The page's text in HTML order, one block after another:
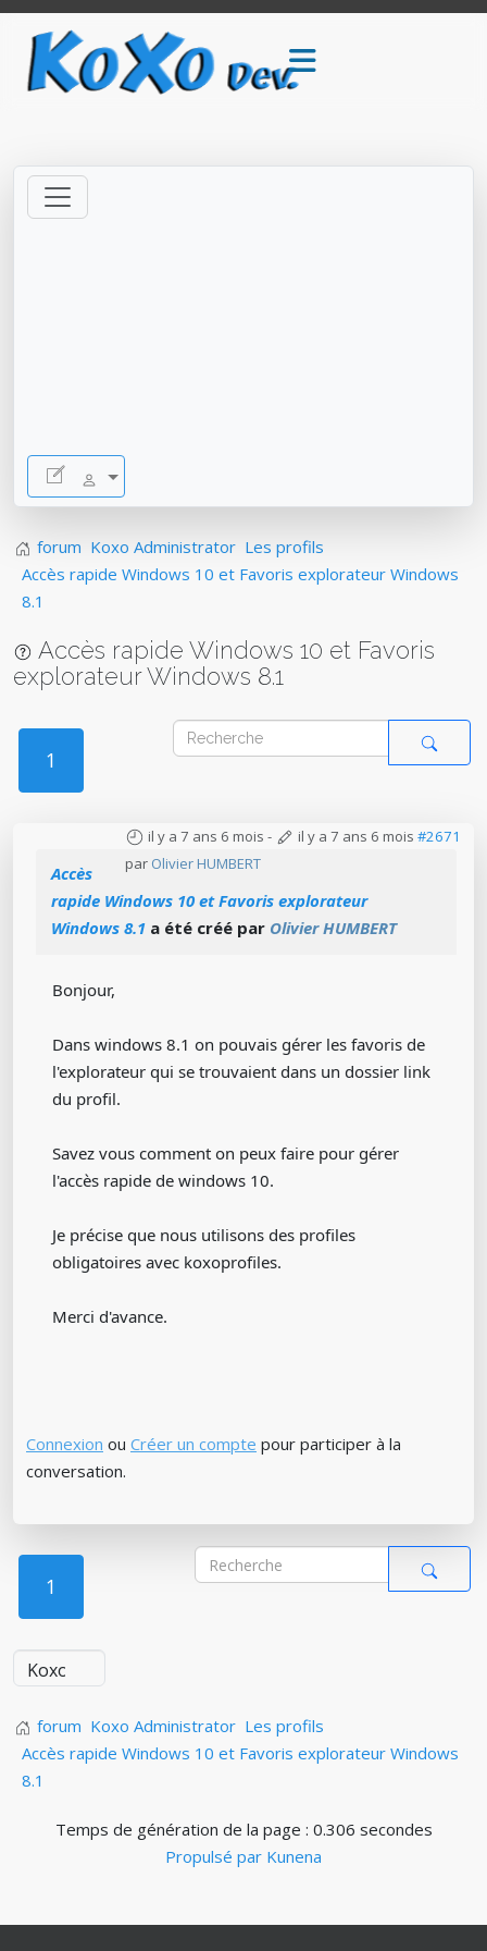
forum Koxo Administrator Les profils
Accès rapide Windows 10 et Favoris explorateur Windows
8.1
Accès rapide Windows 10 et Favoris
explorateur Windows 8.1
1
il y a 7 ans 6 mois - il y a 7 ans 6 mois #2671
par Olivier HUMBERT
Accès
rapide Windows 10 et Favoris explorateur
Windows 8.1 a été créé par Olivier HUMBERT
Bonjour,
Dans windows 8.1 on pouvais gérer les favoris de
l'explorateur qui se trouvaient dans un dossier link
du profil.
Savez vous comment on peux faire pour gérer
l'accès rapide de windows 10.
Je précise que nous utilisons des profiles
obligatoires avec koxoprofiles.
Merci d'avance.
Connexion ou Créer un compte pour participer à la
conversation.
1
forum Koxo Administrator Les profils
Accès rapide Windows 10 et Favoris explorateur Windows
8.1
Temps de génération de la page : 0.306 secondes
Propulsé par Kunena